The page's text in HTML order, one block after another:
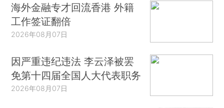
海外金融专才回流香港 外籍
工作签证翻倍
2026年08月07日
因严重违纪违法 李云泽被罢
免第十四届全国人大代表职务
2026年08月07日